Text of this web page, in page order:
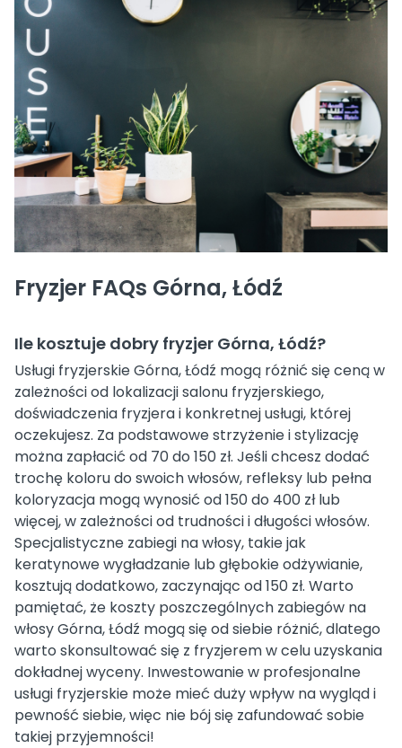
Fryzjer FAQs Górna, Łódź
Ile kosztuje dobry fryzjer Górna, Łódź?
Usługi fryzjerskie Górna, Łódź mogą różnić się ceną w
zależności od lokalizacji salonu fryzjerskiego,
doświadczenia fryzjera i konkretnej usługi, której
oczekujesz. Za podstawowe strzyżenie i stylizację
można zapłacić od 70 do 150 zł. Jeśli chcesz dodać
trochę koloru do swoich włosów, refleksy lub pełna
koloryzacja mogą wynosić od 150 do 400 zł lub
więcej, w zależności od trudności i długości włosów.
Specjalistyczne zabiegi na włosy, takie jak
keratynowe wygładzanie lub głębokie odżywianie,
kosztują dodatkowo, zaczynając od 150 zł. Warto
pamiętać, że koszty poszczególnych zabiegów na
włosy Górna, Łódź mogą się od siebie różnić, dlatego
warto skonsultować się z fryzjerem w celu uzyskania
dokładnej wyceny. Inwestowanie w profesjonalne
usługi fryzjerskie może mieć duży wpływ na wygląd i
pewność siebie, więc nie bój się zafundować sobie
takiej przyjemności!